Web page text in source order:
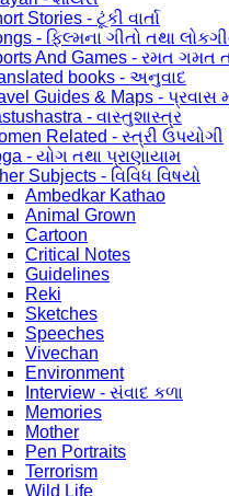
Stories - ટૂંકી વાર્તા
- ફિલ્મના ગીતો તથા
And Games - રમત ગમત
books - અનુવાદ
Guides & Maps - પ્રવાસ
- વાસ્તુશાસ્ત્ર
Related - સ્ત્રી ઉપયોગી
- યોગ તથા પ્રાણાયામ
Subjects - વિવિધ વિષયો
Ambedkar Kathao
Animal Grown
Cartoon
Critical Notes
Guidelines
Reki
Sketches
Speeches
Vivechan
Environment
Interview - સંવાદ કળા
Memories
Mother
Pen Portraits
Terrorism
Wild Life